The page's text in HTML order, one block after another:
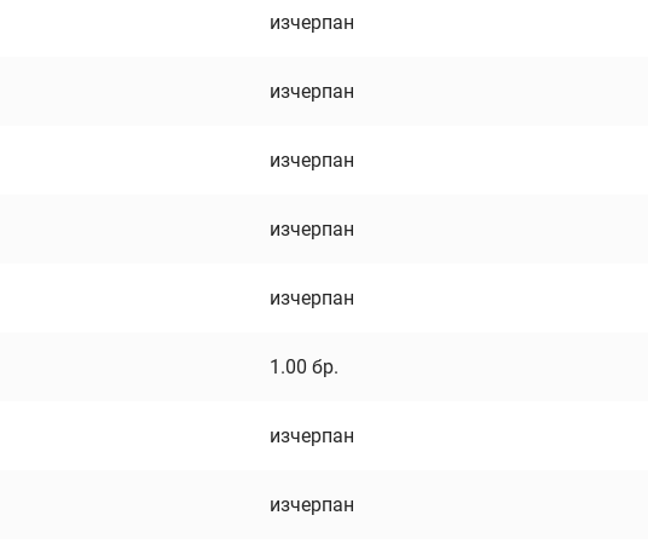
изчерпан
изчерпан
изчерпан
изчерпан
изчерпан
1.00 бр.
изчерпан
изчерпан